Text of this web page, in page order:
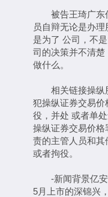
被告王琦广东亿
员自辩无论是办
是为了 公司，不
司的决策并不清
做什么。
相关链接操纵股
犯操纵证券交易
役，并处 或者单
操纵证券交易价格
责的主管人员和其
或者拘役。
-新闻背景亿安
5月上市的深锦